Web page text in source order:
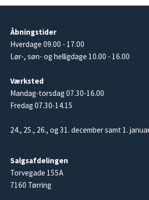
Åbningstider
Hverdage 09.00 - 17.00
Lør-, søn- og helligdage 10.00 - 16.00
Værksted
Mandag-torsdag 07.30-16.00
Fredag 07.30-14.15
24., 25., 26., og 31. december samt 1.
Salgsafdelingen
Torvegade 155A
7160 Tørring